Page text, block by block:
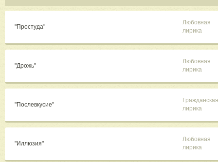
"Простуда"
Любовная
лирика
"Дрожь"
Любовная
лирика
"Послевкусие"
Гражданская
лирика
"Иллюзия"
Любовная
лирика